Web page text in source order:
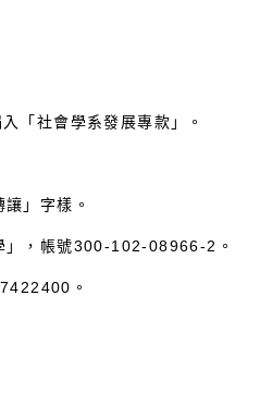
社會學系發展專款」。
」字樣。
帳號300-102-08966-2。
。